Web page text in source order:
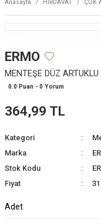
Anasayfa HIRDAVAT ÇOK
ERMO
MENTEŞE DÜZ ARTUKLU
0.0 Puan - 0 Yorum
364,99 TL
Kategori
Marka
Stok Kodu
Fiyat
Adet